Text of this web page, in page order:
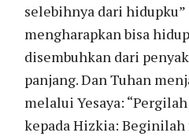
selebihnya dari hidupku”
mengharapkan bisa
disembuhkan dari
panjang. Dan Tuhan
melalui Yesaya:
kepada Hizkia: